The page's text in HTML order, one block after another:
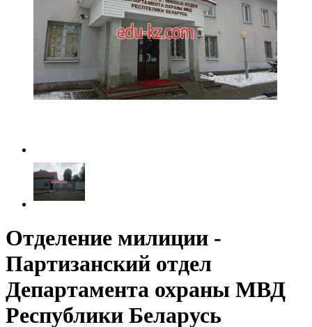
Отделение милиции -
Партизанский отдел
Департамента охраны МВД
Республики Беларусь